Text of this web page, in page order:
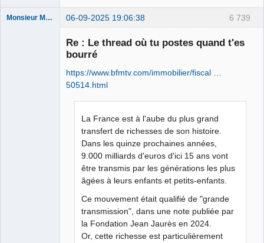
6 739
Monsieur Maurice 06-09-2025 19:06:38
Re : Le thread où tu postes quand t'es
bourré
https://www.bfmtv.com/immobilier/fiscal …
50514.html
La France est à l'aube du plus grand
transfert de richesses de son histoire.
Dans les quinze prochaines années,
9.000 milliards d'euros d'ici 15 ans vont
être transmis par les générations les plus
âgées à leurs enfants et petits-enfants.
Ce mouvement était qualifié de "grande
transmission", dans une note publiée par
la Fondation Jean Jaurès en 2024.
Or, cette richesse est particulièrement